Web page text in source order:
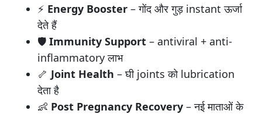
⚡ Energy Booster – गोंद और गुड़ instant ऊर्जा
देते हैं
🛡️ Immunity Support – antiviral + anti-
inflammatory लाभ
🦴 Joint Health – घी joints को lubrication
देता है
👶 Post Pregnancy Recovery – नई माताओं के